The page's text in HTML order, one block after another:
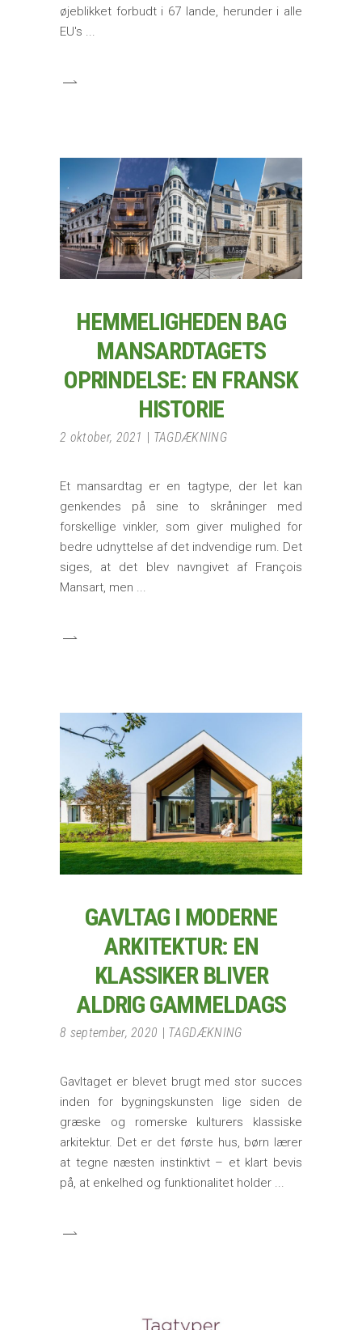
øjeblikket forbudt i 67 lande, herunder i alle
EU's
HEMMELIGHEDEN BAG
MANSARDTAGETS
OPRINDELSE: EN FRANSK
HISTORIE
2 oktober, 2021 TAGDÆKNING
Et mansardtag er en tagtype, der let kan
genkendes på sine to skråninger med
forskellige vinkler, som giver mulighed for
bedre udnyttelse af det indvendige rum. Det
siges, at det blev navngivet af François
Mansart, men
GAVLTAG I MODERNE
ARKITEKTUR: EN
KLASSIKER BLIVER
ALDRIG GAMMELDAGS
8 september, 2020 TAGDÆKNING
Gavltaget er blevet brugt med stor succes
inden for bygningskunsten lige siden de
græske og romerske kulturers klassiske
arkitektur. Det er det første hus, børn lærer
at tegne næsten instinktivt – et klart bevis
på, at enkelhed og funktionalitet holder